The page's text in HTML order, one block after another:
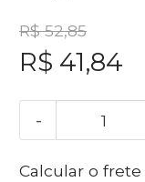
R$ 52,85
R$ 41,84
-
Calcular o frete